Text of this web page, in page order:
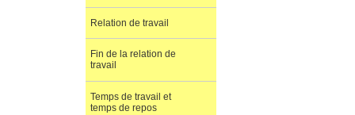
Relation de travail
Fin de la relation de
travail
Temps de travail et
temps de repos